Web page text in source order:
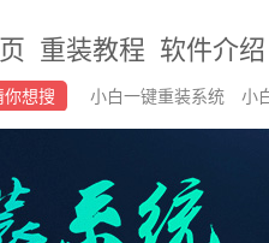
重装教程 软件介绍
你想搜 小白一键重装系统 小